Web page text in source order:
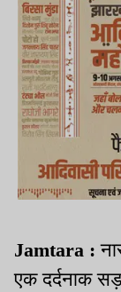
Jamtara :
एक दर्दनाक